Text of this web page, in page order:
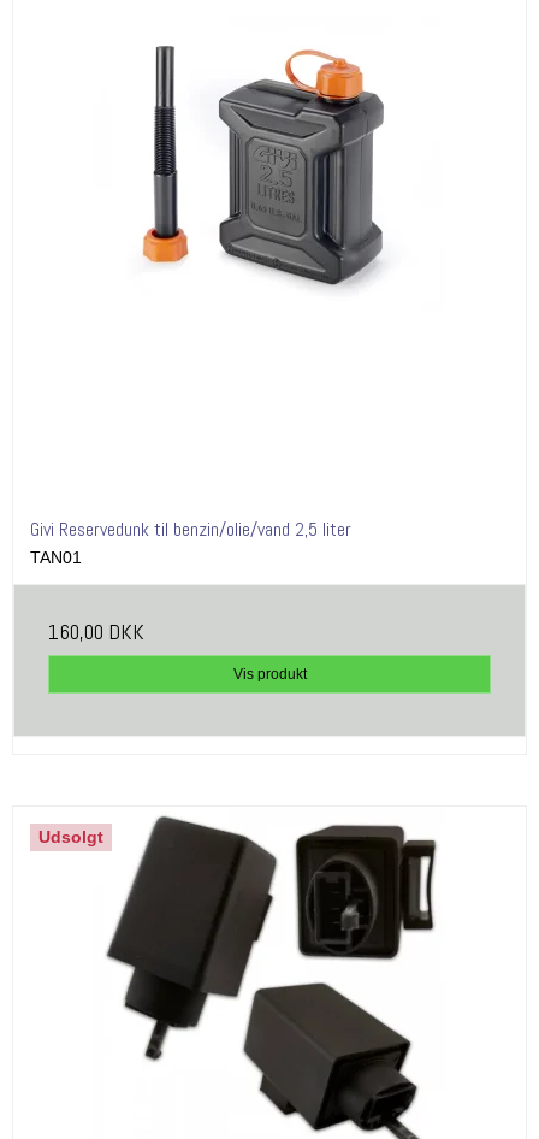
Givi Reservedunk til benzin/olie/vand 2,5 liter
TAN01
160,00 DKK
Vis produkt
Udsolgt